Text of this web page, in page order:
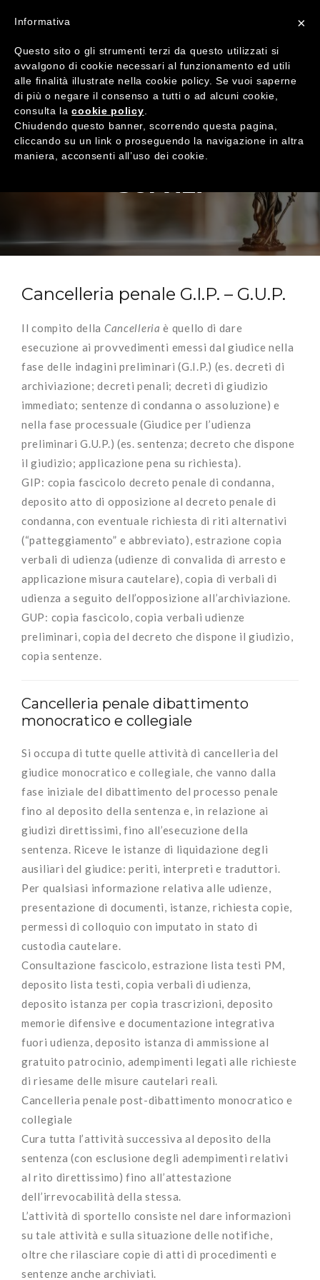
Servizi
Cancelleria penale G.I.P. – G.U.P.
Il compito della Cancelleria è quello di dare
esecuzione ai provvedimenti emessi dal giudice nella
fase delle indagini preliminari (G.I.P.) (es. decreti di
archiviazione; decreti penali; decreti di giudizio
immediato; sentenze di condanna o assoluzione) e
nella fase processuale (Giudice per l’udienza
preliminari G.U.P.) (es. sentenza; decreto che dispone
il giudizio; applicazione pena su richiesta).
GIP: copia fascicolo decreto penale di condanna,
deposito atto di opposizione al decreto penale di
condanna, con eventuale richiesta di riti alternativi
(“patteggiamento” e abbreviato), estrazione copia
verbali di udienza (udienze di convalida di arresto e
applicazione misura cautelare), copia di verbali di
udienza a seguito dell’opposizione all’archiviazione.
GUP: copia fascicolo, copia verbali udienze
preliminari, copia del decreto che dispone il giudizio,
copia sentenze.
Cancelleria penale dibattimento
monocratico e collegiale
Si occupa di tutte quelle attività di cancelleria del
giudice monocratico e collegiale, che vanno dalla
fase iniziale del dibattimento del processo penale
fino al deposito della sentenza e, in relazione ai
giudizi direttissimi, fino all’esecuzione della
sentenza. Riceve le istanze di liquidazione degli
ausiliari del giudice: periti, interpreti e traduttori.
Per qualsiasi informazione relativa alle udienze,
presentazione di documenti, istanze, richiesta copie,
permessi di colloquio con imputato in stato di
custodia cautelare.
Consultazione fascicolo, estrazione lista testi PM,
deposito lista testi, copia verbali di udienza,
deposito istanza per copia trascrizioni, deposito
memorie difensive e documentazione integrativa
fuori udienza, deposito istanza di ammissione al
gratuito patrocinio, adempimenti legati alle richieste
di riesame delle misure cautelari reali.
Cancelleria penale post-dibattimento monocratico e
collegiale
Cura tutta l’attività successiva al deposito della
sentenza (con esclusione degli adempimenti relativi
al rito direttissimo) fino all’attestazione
dell’irrevocabilità della stessa.
L’attività di sportello consiste nel dare informazioni
su tale attività e sulla situazione delle notifiche,
oltre che rilasciare copie di atti di procedimenti e
sentenze anche archiviati.
×
Informativa
Questo sito o gli strumenti terzi da questo utilizzati si
avvalgono di cookie necessari al funzionamento ed utili
alle finalità illustrate nella cookie policy. Se vuoi saperne
di più o negare il consenso a tutti o ad alcuni cookie,
consulta lacookie policy
Chiudendo questo banner, scorrendo questa pagina,
cliccando su un link o proseguendo la navigazione in altra
maniera, acconsenti all’uso dei cookie.